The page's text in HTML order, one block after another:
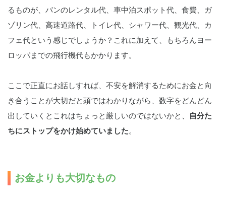
るものが、バンのレンタル代、車中泊スポット代、食費、ガ
ゾリン代、高速道路代、トイレ代、シャワー代、観光代、カ
フェ代という感じでしょうか？これに加えて、もちろんヨー
ロッパまでの飛行機代もかかります。
ここで正直にお話しすれば、不安を解消するためにお金と向
き合うことが大切だと頭ではわかりながら、数字をどんどん
出していくとこれはちょっと厳しいのではないかと、
自分た
ちにストップをかけ始めていました。
お金よりも大切なもの